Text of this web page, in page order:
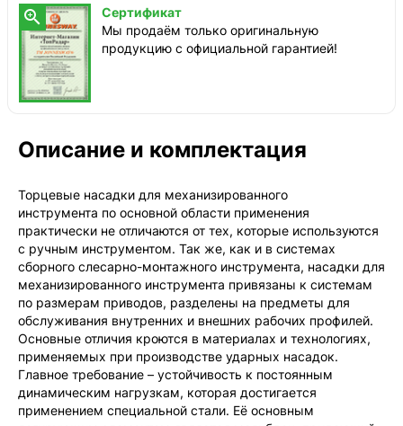
сегодня, от 350 ₽
ТопРадар — Самовывоз
сегодня, бесплатно
наб. Бережковская, д. 20, стр. 19
1-3 дня, от 385 ₽

Сертификат
Мы продаём только оригинальную
продукцию с официальной гарантией!
Описание и комплектация
Торцевые насадки для механизированного
инструмента по основной области применения
практически не отличаются от тех, которые используются
с ручным инструментом. Так же, как и в системах
сборного слесарно-монтажного инструмента, насадки для
механизированного инструмента привязаны к системам
по размерам приводов, разделены на предметы для
обслуживания внутренних и внешних рабочих профилей.
Основные отличия кроются в материалах и технологиях,
применяемых при производстве ударных насадок.
Главное требование – устойчивость к постоянным
динамическим нагрузкам, которая достигается
применением специальной стали. Её основным